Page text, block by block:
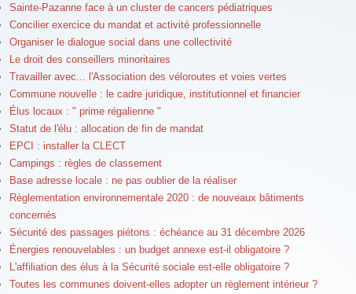
Sainte-Pazanne face à un cluster de cancers pédiatriques
Concilier exercice du mandat et activité professionnelle
Organiser le dialogue social dans une collectivité
Le droit des conseillers minoritaires
Travailler avec... l'Association des véloroutes et voies vertes
Commune nouvelle : le cadre juridique, institutionnel et financier
Élus locaux : " prime régalienne "
Statut de l'élu : allocation de fin de mandat
EPCI : installer la CLECT
Campings : règles de classement
Base adresse locale : ne pas oublier de la réaliser
Règlementation environnementale 2020 : de nouveaux bâtiments
concernés
Sécurité des passages piétons : échéance au 31 décembre 2026
Énergies renouvelables : un budget annexe est-il obligatoire ?
L'affiliation des élus à la Sécurité sociale est-elle obligatoire ?
Toutes les communes doivent-elles adopter un règlement intérieur ?